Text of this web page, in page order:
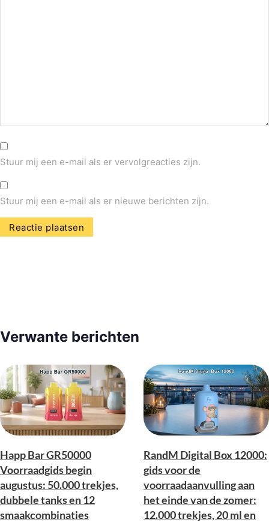
Stuur mij een e-mail als er vervolgreacties zijn.
Stuur mij een e-mail als er nieuwe berichten zijn.
Verwante berichten
Happ Bar GR50000
Voorraadgids begin
augustus: 50.000 trekjes,
dubbele tanks en 12
smaakcombinaties
RandM Digital Box 12000:
gids voor de
voorraadaanvulling aan
het einde van de zomer:
12.000 trekjes, 20 ml en